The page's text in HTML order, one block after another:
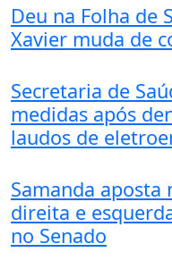
Deu na Folha de
Xavier muda de
Secretaria de
medidas após
laudos de
Samanda
direita e
no Senado